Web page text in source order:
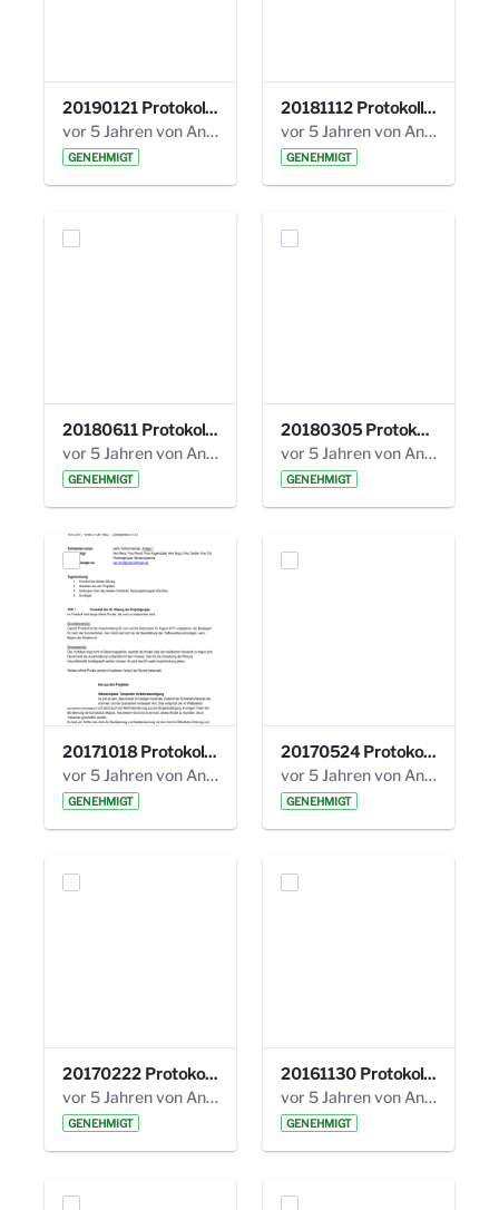
20190121 Protokoll 25. Steuerungskreis.pdf
vor 5 Jahren von Anni Schlumberger
GENEHMIGT
20181112 Protokoll 24. Steuerungskreis.pdf
vor 5 Jahren von Anni Schlumberger
GENEHMIGT
20180611 Protokoll 23. Steuerungskreis.pdf
vor 5 Jahren von Anni Schlumberger
GENEHMIGT
20180305 Protokoll 22. Steuerungskreis.pdf
vor 5 Jahren von Anni Schlumberger
GENEHMIGT
20171018 Protokoll 21. Steuerungskreis.pdf
vor 5 Jahren von Anni Schlumberger
GENEHMIGT
20170524 Protokoll 20. Steuerungskreis.pdf
vor 5 Jahren von Anni Schlumberger
GENEHMIGT
20170222 Protokoll 19. Steuerungskreis.pdf
vor 5 Jahren von Anni Schlumberger
GENEHMIGT
20161130 Protokoll 18. Steuerungskreis.pdf
vor 5 Jahren von Anni Schlumberger
GENEHMIGT